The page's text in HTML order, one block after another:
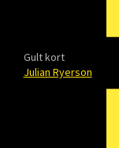
Gult kort
Julian Ryerson